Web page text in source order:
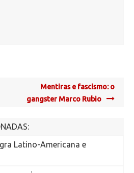
Mentiras e fascismo: o
gangster Marco Rubio
Latino-Americana e